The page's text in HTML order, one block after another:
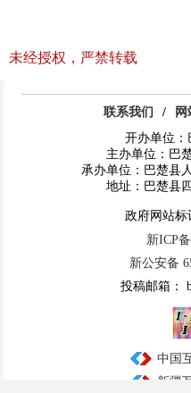
未经授权，严禁转载
联系我们 / 网
开办单位：
主办单位：巴
承办单位：巴楚县
地址：巴楚县
政府网站标
新ICP
新公安备
投稿邮箱：
中国
新疆